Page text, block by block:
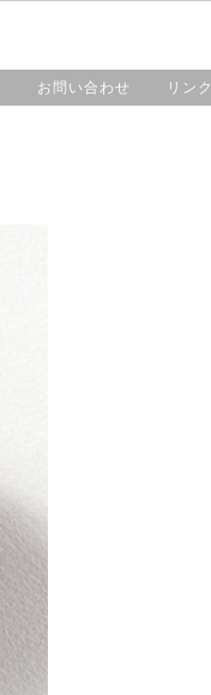
お問い合わせ リンク